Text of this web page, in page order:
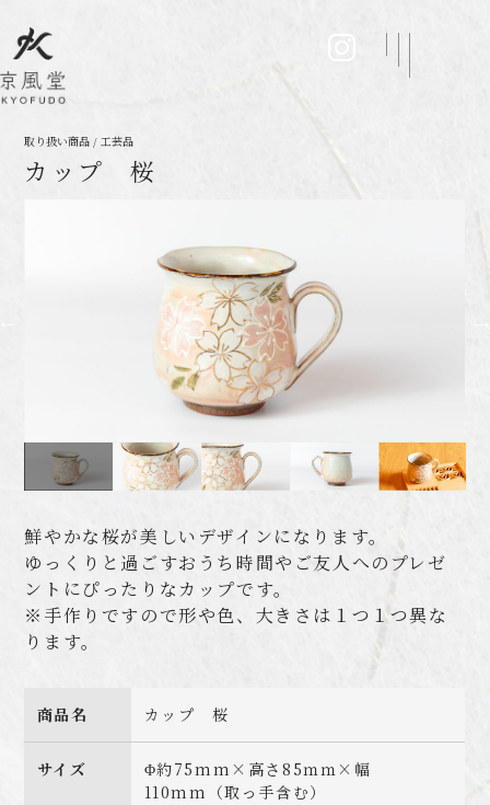
取り扱い商品 / 工芸品
カップ 桜
鮮やかな桜が美しいデザインになります。
ゆっくりと過ごすおうち時間やご友人へのプレゼ
ントにぴったりなカップです。
※手作りですので形や色、大きさは１つ１つ異な
ります。
商品名 カップ 桜
サイズ
Φ約75mm×高さ85ｍｍ×幅
110mm（取っ手含む）